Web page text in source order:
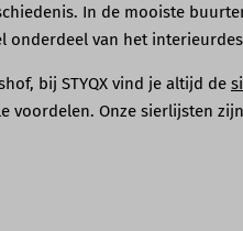
In de mooiste
van het
bij STYQX vind je altijd de
Onze sierlijsten